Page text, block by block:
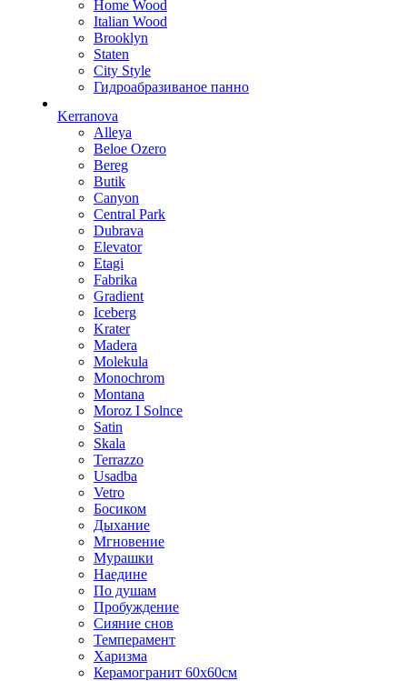
Home Wood
Italian Wood
Brooklyn
Staten
City Style
Гидроабразиваное панно
Kerranova
Alleya
Beloe Ozero
Bereg
Butik
Canyon
Central Park
Dubrava
Elevator
Etagi
Fabrika
Gradient
Iceberg
Krater
Madera
Molekula
Monochrom
Montana
Moroz I Solnce
Satin
Skala
Terrazzo
Usadba
Vetro
Босиком
Дыхание
Мгновение
Мурашки
Наедине
По душам
Пробуждение
Сияние снов
Темперамент
Харизма
Керамогранит 60х60см